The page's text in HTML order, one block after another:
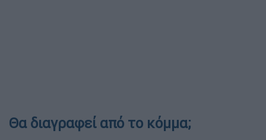
Θα διαγραφεί από το κόμμα;